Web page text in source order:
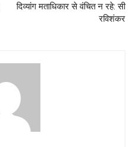
दिव्यांग मताधिकार से वंचित न रहे: सी
रविशंकर